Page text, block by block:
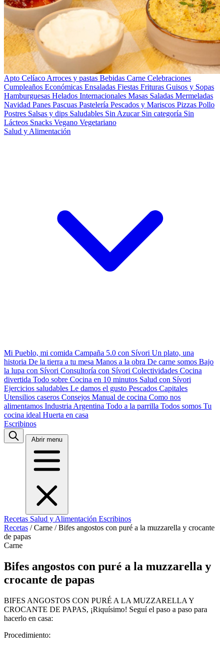
Apto Celíaco Arroces y pastas Bebidas Carne Celebraciones
Cumpleaños Económicas Ensaladas Fiestas Frituras Guisos y Sopas
Hamburguesas Helados Internacionales Masas Saladas Mermeladas
Navidad Panes Pascuas Pastelería Pescados y Mariscos Pizzas Pollo
Postres Salsas y dips Saludables Sin Azucar Sin categoría Sin
Lácteos Snacks Vegano Vegetariano
Salud y Alimentación
Mi Pueblo, mi comida Campaña 5.0 con Sívori Un plato, una
historia De la tierra a tu mesa Manos a la obra De carne somos Bajo
la lupa con Sívori Consultoría con Sívori Colectividades Cocina
divertida Todo sobre Cocina en 10 minutos Salud con Sívori
Ejercicios saludables Le damos el gusto Pescados Capitales
Utensilios caseros Consejos Manual de cocina Como nos
alimentamos Industria Argentina Todo a la parrilla Todos somos Tu
cocina ideal Huerta en casa
Escribinos
Abrir menu
Recetas Salud y Alimentación Escribinos
Recetas / Carne / Bifes angostos con puré a la muzzarella y crocante
de papas
Carne
Bifes angostos con puré a la muzzarella y
crocante de papas
BIFES ANGOSTOS CON PURÉ A LA MUZZARELLA Y
CROCANTE DE PAPAS, ¡Riquísimo! Seguí el paso a paso para
hacerlo en casa:
Procedimiento: